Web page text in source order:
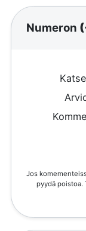
Numeron
Jos
pyydä poistoa.